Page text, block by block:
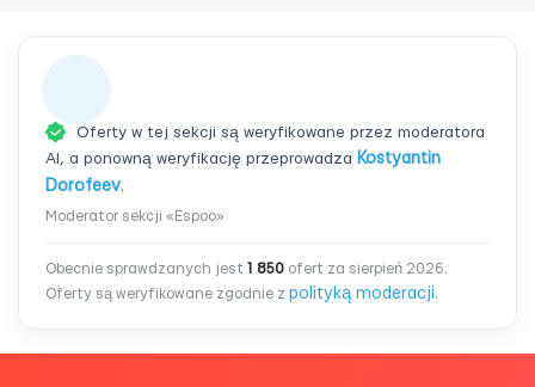
Oferty w tej sekcji są weryfikowane przez moderatora
AI, a ponowną weryfikację przeprowadza Kostyantin
Dorofeev.
Moderator sekcji «Espoo»
Obecnie sprawdzanych jest 1 850 ofert za sierpień 2026.
Oferty są weryfikowane zgodnie z polityką moderacji.